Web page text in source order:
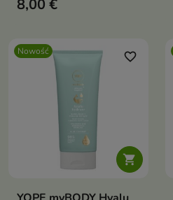
codziennego mycia.
8,00 €
Nowość

favorite_border